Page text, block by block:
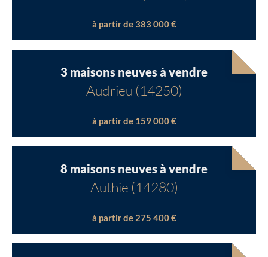
à partir de 383 000 €
3 maisons neuves à vendre
Audrieu (14250)
à partir de 159 000 €
8 maisons neuves à vendre
Authie (14280)
à partir de 275 400 €